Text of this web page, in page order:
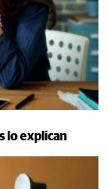
lo explican